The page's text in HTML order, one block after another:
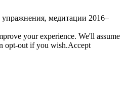
медитации 2016–
your experience. We'll assume
opt-out if you wish.Accept